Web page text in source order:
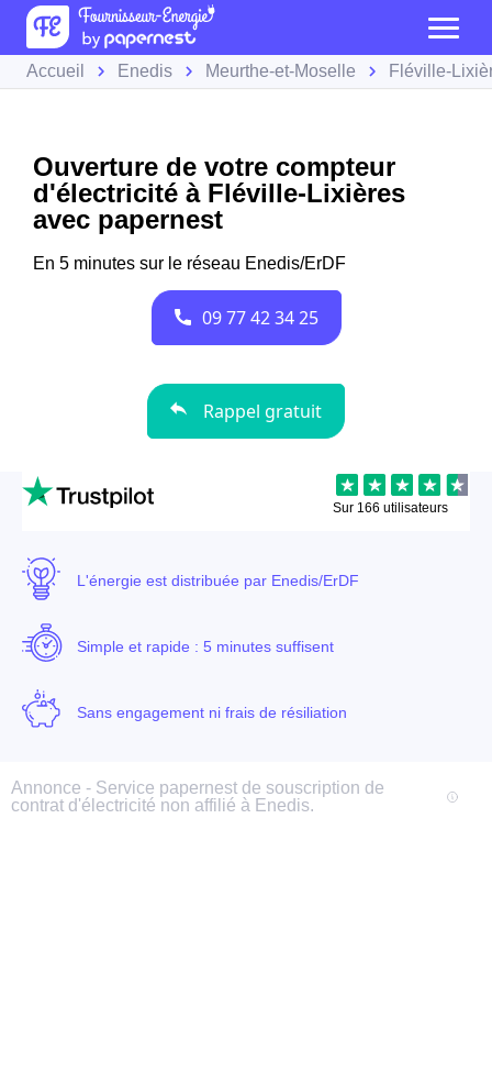
Accueil Enedis Meurthe-et-Moselle Fléville-